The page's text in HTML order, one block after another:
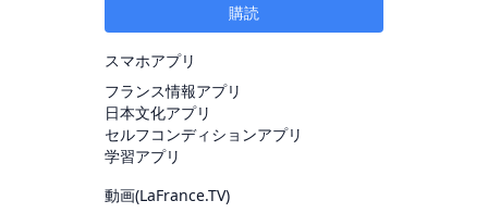
購読
スマホアプリ
フランス情報アプリ
日本文化アプリ
セルフコンディションアプリ
学習アプリ
動画(LaFrance.TV)